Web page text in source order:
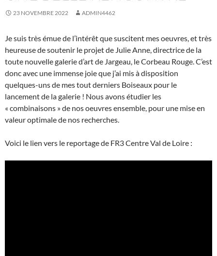
23 NOVEMBRE 2022 ADMIN4462
Je suis très émue de l’intérêt que suscitent mes oeuvres, et très
heureuse de soutenir le projet de Julie Anne, directrice de la
toute nouvelle galerie d’art de Jargeau, le Corbeau Rouge. C’est
donc avec une immense joie que j’ai mis à disposition
quelques-uns de mes tout derniers Boiseaux pour le
lancement de la galerie ! Nous avons étudier les
« combinaisons » de nos oeuvres ensemble, pour une mise en
valeur optimale de nos recherches.
Voici le lien vers le reportage de FR3 Centre Val de Loire :